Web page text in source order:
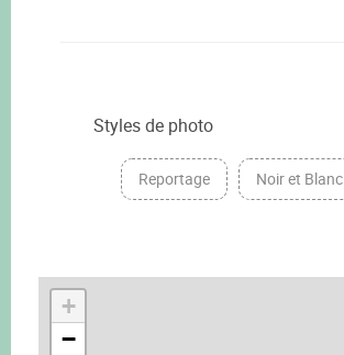
Styles de photo
Reportage Noir et Blanc
+
−